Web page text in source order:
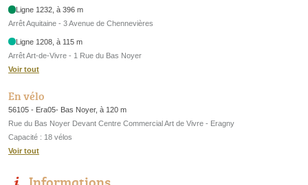
Ligne 1232, à 396 m
Arrêt Aquitaine - 3 Avenue de Chennevières
Ligne 1208, à 115 m
Arrêt Art-de-Vivre - 1 Rue du Bas Noyer
Voir tout
En vélo
56105 - Era05- Bas Noyer, à 120 m
Rue du Bas Noyer Devant Centre Commercial Art de Vivre - Eragny
Capacité : 18 vélos
Voir tout